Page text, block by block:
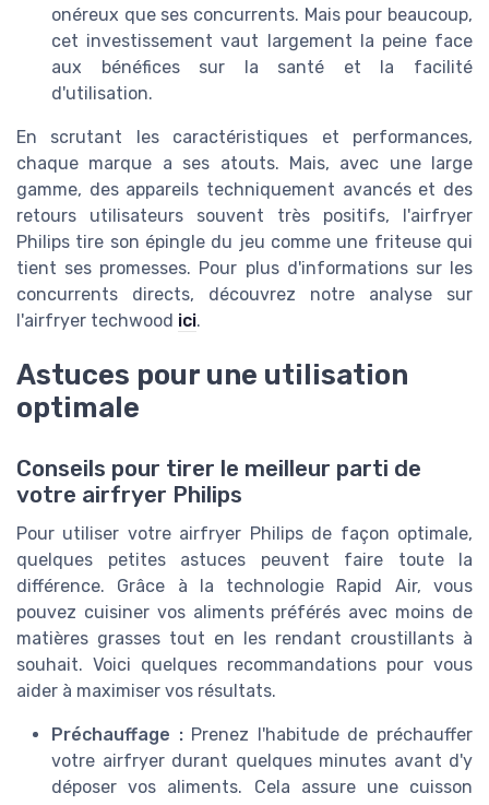
onéreux que ses concurrents. Mais pour beaucoup,
cet investissement vaut largement la peine face
aux bénéfices sur la santé et la facilité
d'utilisation.
En scrutant les caractéristiques et performances,
chaque marque a ses atouts. Mais, avec une large
gamme, des appareils techniquement avancés et des
retours utilisateurs souvent très positifs, l'airfryer
Philips tire son épingle du jeu comme une friteuse qui
tient ses promesses. Pour plus d'informations sur les
concurrents directs, découvrez notre analyse sur
l'airfryer techwood ici.
Astuces pour une utilisation
optimale
Conseils pour tirer le meilleur parti de
votre airfryer Philips
Pour utiliser votre airfryer Philips de façon optimale,
quelques petites astuces peuvent faire toute la
différence. Grâce à la technologie Rapid Air, vous
pouvez cuisiner vos aliments préférés avec moins de
matières grasses tout en les rendant croustillants à
souhait. Voici quelques recommandations pour vous
aider à maximiser vos résultats.
Préchauffage :Prenez l'habitude de préchauffer
votre airfryer durant quelques minutes avant d'y
déposer vos aliments. Cela assure une cuisson